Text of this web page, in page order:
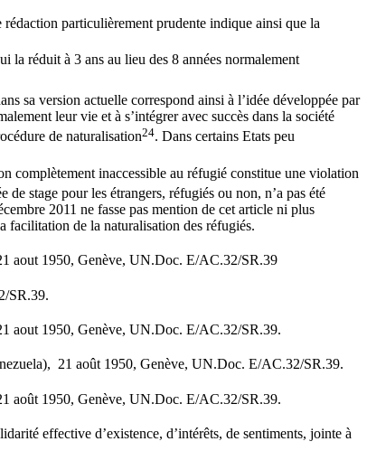
rédaction particulièrement prudente indique ainsi que la
la réduit à 3 ans au lieu des 8 années normalement
sa version actuelle correspond ainsi à l’idée développée par
leur vie et à s’intégrer avec succès dans la société
de naturalisation24. Dans certains Etats peu
complètement inaccessible au réfugié constitue une violation
stage pour les étrangers, réfugiés ou non, n’a pas été
2011 ne fasse pas mention de cet article ni plus
facilitation de la naturalisation des réfugiés.
aout 1950, Genève, UN.Doc. E/AC.32/SR.39
SR.39.
aout 1950, Genève, UN.Doc. E/AC.32/SR.39.
21 août 1950, Genève, UN.Doc. E/AC.32/SR.39.
août 1950, Genève, UN.Doc. E/AC.32/SR.39.
effective d’existence, d’intérêts, de sentiments, jointe à